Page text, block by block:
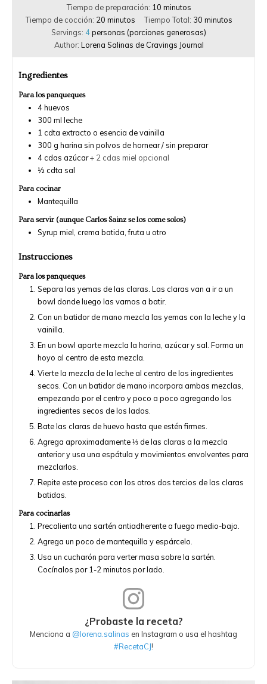
Tiempo de preparación: 10 minutos
Tiempo de cocción: 20 minutos Tiempo Total: 30 minutos
Servings: 4 personas (porciones generosas)
Author: Lorena Salinas de Cravings Journal
Ingredientes
Para los panqueques
4huevos
300 ml leche
1 cdta extracto o esencia de vainilla
300 g harina sin polvos de hornear / sin preparar
4 cdas azúcar+ 2 cdas miel opcional
½ cdta sal
Para cocinar
Mantequilla
Para servir (aunque Carlos Sainz se los come solos)
Syrup miel, crema batida, fruta u otro
Instrucciones
Para los panqueques
Separa las yemas de las claras. Las claras van a ir a un
bowl donde luego las vamos a batir.
Con un batidor de mano mezcla las yemas con la leche y la
vainilla.
En un bowl aparte mezcla la harina, azúcar y sal. Forma un
hoyo al centro de esta mezcla.
Vierte la mezcla de la leche al centro de los ingredientes
secos. Con un batidor de mano incorpora ambas mezclas,
empezando por el centro y poco a poco agregando los
ingredientes secos de los lados.
Bate las claras de huevo hasta que estén firmes.
Agrega aproximadamente ⅓ de las claras a la mezcla
anterior y usa una espátula y movimientos envolventes para
mezclarlos.
Repite este proceso con los otros dos tercios de las claras
batidas.
Para cocinarlas
Precalienta una sartén antiadherente a fuego medio-bajo.
Agrega un poco de mantequilla y espárcelo.
Usa un cucharón para verter masa sobre la sartén.
Cocínalos por 1-2 minutos por lado.
¿Probaste la receta?
Menciona a @lorena.salinas en Instagram o usa el hashtag
#RecetaCJ!